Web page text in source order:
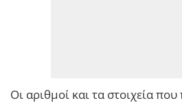
Οι αριθμοί και τα στοιχεία